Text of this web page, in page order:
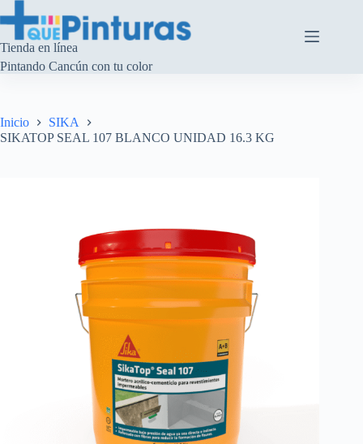
al
contenido
Tienda en línea
Pintando Cancún con tu color
Inicio
SIKA
SIKATOP SEAL 107 BLANCO UNIDAD 16.3 KG